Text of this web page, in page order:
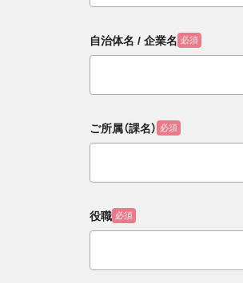
自治体名 / 企業名 必須
ご所属（課名） 必須
役職 必須